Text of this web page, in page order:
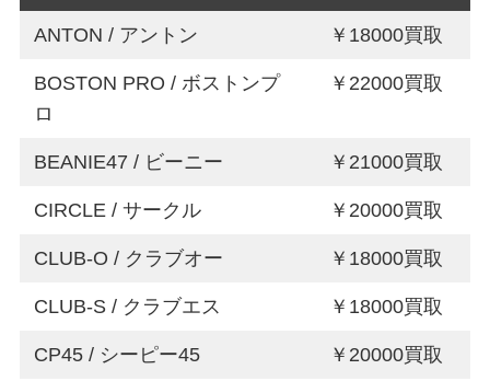
ANTON / アントン ￥18000買取
BOSTON PRO / ボストンプ
ロ
￥22000買取
BEANIE47 / ビーニー ￥21000買取
CIRCLE / サークル ￥20000買取
CLUB-O / クラブオー ￥18000買取
CLUB-S / クラブエス ￥18000買取
CP45 / シーピー45 ￥20000買取